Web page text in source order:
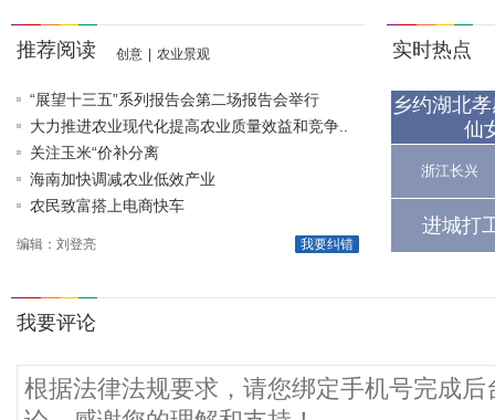
推荐阅读 创意 农业景观
“展望十三五”系列报告会第二场报告会举行
大力推进农业现代化提高农业质量效益和竞争..
关注玉米“价补分离
海南加快调减农业低效产业
农民致富搭上电商快车
我要纠错
编辑：刘登亮
实时热点
乡约湖北
仙
浙江长兴
进城打